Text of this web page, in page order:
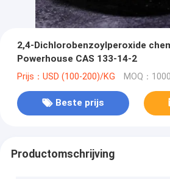
2,4-Dichlorobenzoylperoxide
Powerhouse CAS 133-14-2
Prijs：USD (100-200)/KG MOQ：
Beste prijs
Productomschrijving